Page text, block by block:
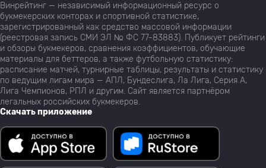
Винрейтинг — независимый информационный ресурс о
букмекерских конторах и спортивной статистике,
зарегистрированный как средство массовой информации
(реестровая запись СМИ ЭЛ № ФС 77-83883). Публикует рейтинги
и обзоры букмекеров, сравнения коэффициентов, обучающие
материалы для беттеров, а также футбольную статистику:
расписание матчей, турнирные таблицы, результаты и статистику
по ведущим лигам мира — АПЛ, Бундеслига, Ла Лига, Серия А,
Лига Чемпионов, РПЛ и другим. Сайт является партнёром
легальных российских букмекеров.
Скачать приложение